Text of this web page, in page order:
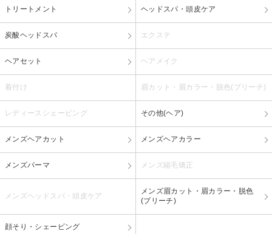
トリートメント ヘッドスパ・頭皮ケア
炭酸ヘッドスパ エクステ
ヘアセット ヘアメイク
着付け 眉カット・眉カラー・脱色(ブリーチ)
レディースシェービング その他(ヘア)
メンズヘアカット メンズヘアカラー
メンズパーマ メンズ縮毛矯正
メンズヘッドスパ・頭皮ケア
メンズ眉カット・眉カラー・脱色
(ブリーチ)
顔そり・シェービング